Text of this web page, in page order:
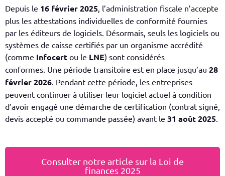
Depuis le 16 février 2025, l’administration fiscale n’accepte
plus les attestations individuelles de conformité fournies
par les éditeurs de logiciels. Désormais, seuls les logiciels ou
systèmes de caisse certifiés par un organisme accrédité
(comme Infocert ou le LNE) sont considérés
conformes. Une période transitoire est en place jusqu’au 28
février 2026. Pendant cette période, les entreprises
peuvent continuer à utiliser leur logiciel actuel à condition
d’avoir engagé une démarche de certification (contrat signé,
devis accepté ou commande passée) avant le 31 août 2025.
Consulter notre article sur la Loi de
finances 2025